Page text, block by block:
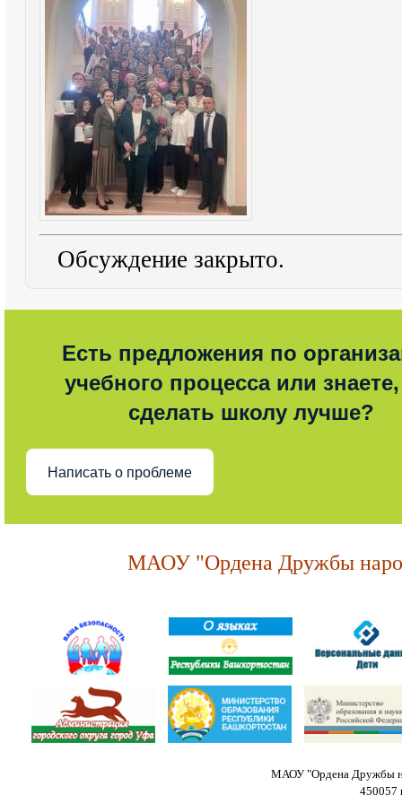
Обсуждение закрыто.
Есть предложения по
учебного процесса или знаете,
сделать школу лучше?
Написать о проблеме
МАОУ "Ордена Дружбы
МАОУ "Ордена Дружбы
450057